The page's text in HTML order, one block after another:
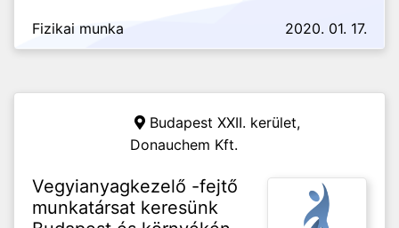
Fizikai munka 2020. 01. 17.
Budapest XXII. kerület,
Donauchem Kft.
Vegyianyagkezelő -fejtő
munkatársat keresünk